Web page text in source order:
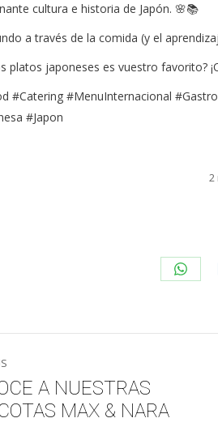
cultura e historia de Japón. 🌸📚
a través de la comida (y el
platos japoneses es vuestro favorito?
#Catering #MenuInternacional
#Japon
2
Share
A NUESTRAS
MAX & NARA